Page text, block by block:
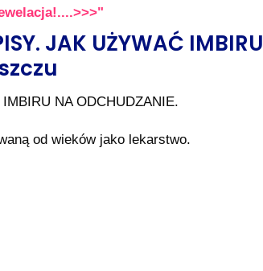
JAK UŻYWAĆ IMBIRU
NA ODCHUDZANIE.
od wieków jako lekarstwo.